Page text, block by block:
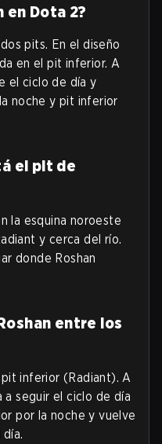
en Dota 2?
pits. En el diseño
en el pit inferior. A
el ciclo de día y
noche y pit inferior
el pit de
la esquina noroeste
y cerca del río.
donde Roshan
entre los
inferior (Radiant). A
a seguir el ciclo de día
por la noche y vuelve